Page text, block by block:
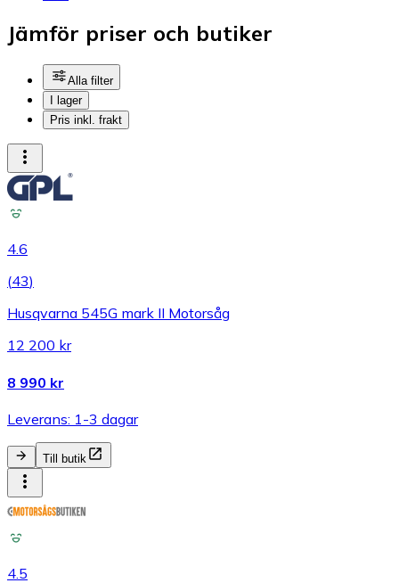
Jämför priser och butiker
Alla filter
I lager
Pris inkl. frakt
4.6
(43)
Husqvarna 545G mark II Motorsåg
12 200 kr
8 990 kr
Leverans: 1-3 dagar
Till butik
4.5